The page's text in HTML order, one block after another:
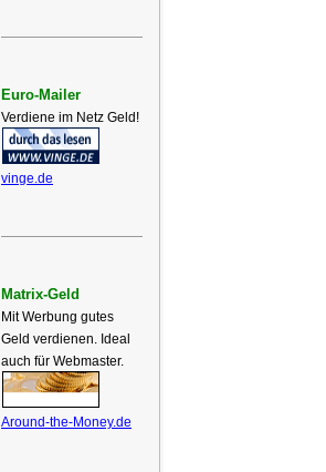
Euro-Mailer
Verdiene im Netz Geld!
vinge.de
Matrix-Geld
Mit Werbung gutes
Geld verdienen. Ideal
auch für Webmaster.
Around-the-Money.de